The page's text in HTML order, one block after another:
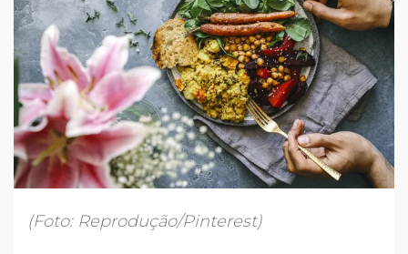
(Foto: Reprodução/Pinterest)